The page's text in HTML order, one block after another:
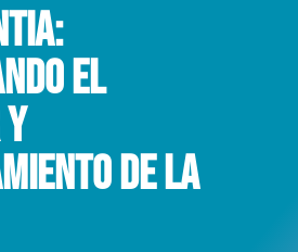
el
de la